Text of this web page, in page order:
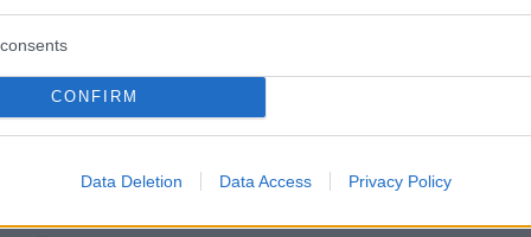
CONFIRM
Data Deletion Data Access Privacy Policy
μεταχείριση των ζώων συνεισφέρει
κατεύθυνση. Η μελέτη δείχνει δε, ότι
θεωρούν ότι υπάρχουν λόγοι να είναι
Όταν λοιπόν δημιουργηθούν οι
δελεαστικά στους καταναλωτές, τότε θα δούμε